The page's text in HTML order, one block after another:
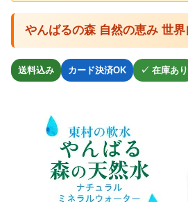
やんばるの森 自然の恵み 世
送料込み カード決済OK ✓ 在庫あり